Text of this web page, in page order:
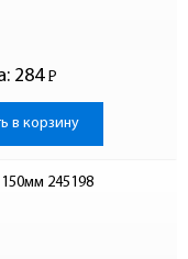
284 Р
-
в корзину
150мм 245198